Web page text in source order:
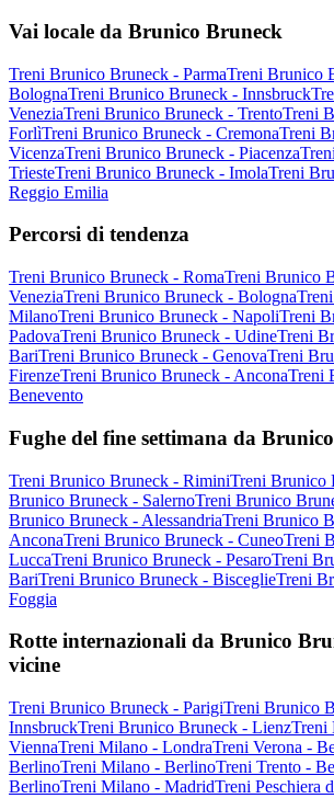
Vai locale da Brunico Bruneck
Treni Brunico Bruneck - ParmaTreni Brunico
BolognaTreni Brunico Bruneck - Innsbruck
VeneziaTreni Brunico Bruneck - TrentoTreni
ForlìTreni Brunico Bruneck - CremonaTreni
VicenzaTreni Brunico Bruneck - Piacenza
TriesteTreni Brunico Bruneck - ImolaTreni
Reggio Emilia
Percorsi di tendenza
Treni Brunico Bruneck - RomaTreni Brunico
VeneziaTreni Brunico Bruneck - Bologna
MilanoTreni Brunico Bruneck - NapoliTreni
PadovaTreni Brunico Bruneck - UdineTreni
BariTreni Brunico Bruneck - GenovaTreni
FirenzeTreni Brunico Bruneck - AnconaTreni
Benevento
Fughe del fine settimana da
Treni Brunico Bruneck - RiminiTreni Brunico
Brunico Bruneck - SalernoTreni Brunico
Brunico Bruneck - AlessandriaTreni Brunico
AnconaTreni Brunico Bruneck - CuneoTreni
LuccaTreni Brunico Bruneck - PesaroTreni
BariTreni Brunico Bruneck - BisceglieTreni
Foggia
Rotte internazionali da Brunico
vicine
Treni Brunico Bruneck - ParigiTreni Brunico
InnsbruckTreni Brunico Bruneck - LienzTreni
ViennaTreni Milano - LondraTreni Verona -
BerlinoTreni Milano - BerlinoTreni Trento -
BerlinoTreni Milano - MadridTreni Peschiera